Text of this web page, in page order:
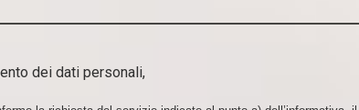
dei dati personali,